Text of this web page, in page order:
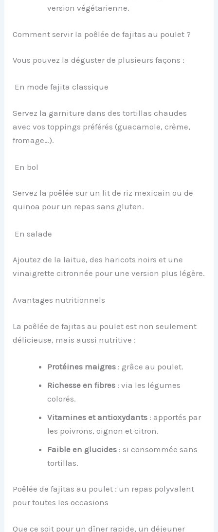
version végétarienne.
Comment servir la poêlée de fajitas au poulet ?
Vous pouvez la déguster de plusieurs façons :
En mode fajita classique
Servez la garniture dans des tortillas chaudes
avec vos toppings préférés (guacamole, crème,
fromage…).
En bol
Servez la poêlée sur un lit de riz mexicain ou de
quinoa pour un repas sans gluten.
En salade
Ajoutez de la laitue, des haricots noirs et une
vinaigrette citronnée pour une version plus légère.
Avantages nutritionnels
La poêlée de fajitas au poulet est non seulement
délicieuse, mais aussi nutritive :
Protéines maigres : grâce au poulet.
Richesse en fibres : via les légumes
colorés.
Vitamines et antioxydants : apportés par
les poivrons, oignon et citron.
Faible en glucides : si consommée sans
tortillas.
Poêlée de fajitas au poulet : un repas polyvalent
pour toutes les occasions
Que ce soit pour un dîner rapide, un déjeuner